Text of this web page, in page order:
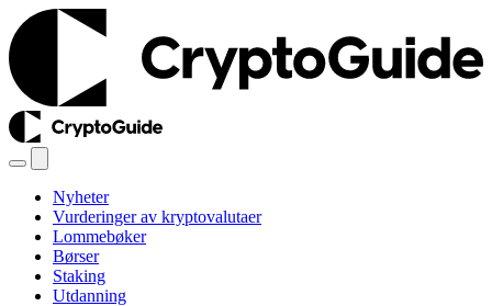
Nyheter
Vurderinger av kryptovalutaer
Lommebøker
Børser
Staking
Utdanning